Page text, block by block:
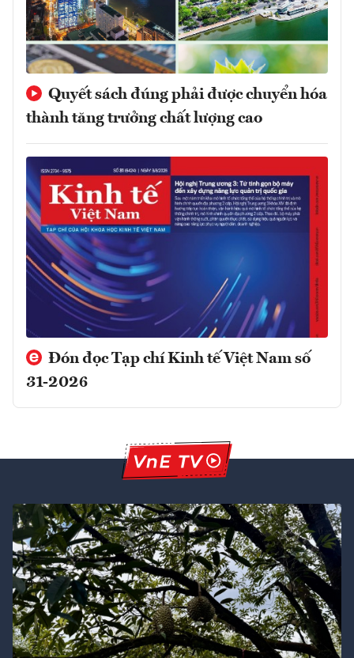
Quyết sách đúng phải được chuyển hóa
thành tăng trưởng chất lượng cao
Đón đọc Tạp chí Kinh tế Việt Nam số
31-2026